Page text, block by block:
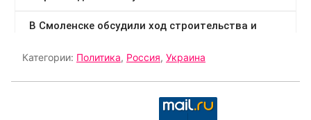
Категории: Политика, Россия, Украина